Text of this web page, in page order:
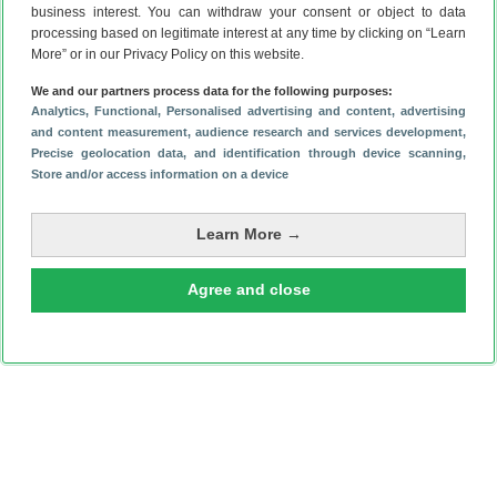
business interest. You can withdraw your consent or object to data
processing based on legitimate interest at any time by clicking on “Learn
More” or in our Privacy Policy on this website.
We and our partners process data for the following purposes:
Analytics, Functional, Personalised advertising and content, advertising
and content measurement, audience research and services development,
Precise geolocation data, and identification through device scanning,
Store and/or access information on a device
Learn More →
Agree and close
games week 28)
(12 jul)
Meer keuze uit apps: dit zijn 3 populaire Play Store-